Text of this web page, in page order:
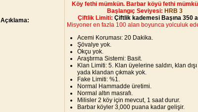
Açıklama:
Köy fethi mümkün. Barbar köyü fethi
Başlangıç Seviyesi: HRB 3
Çiftlik Limiti: Çiftlik kademesi Başına 350
Misyoner en fazla 100 alan boyunca yolculuk
Acemi Koruması: 20 Dakika.
Şövalye yok.
Okçu yok.
Araştırma Sistemi: Basit.
Klan Limiti: 5. Klan üyelerine saldırı, klan
yada klandan çıkmak yok.
Fake Limiti: %1.
Normal Hammadde üretimi.
Normal altın masrafı.
Milisler 2 köy için mevcut, 1 saat durur.
Barbar köyler 3,000 puana kadar gelişir.